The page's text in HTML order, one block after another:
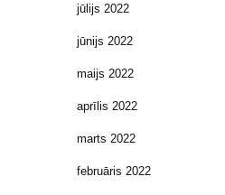
jūlijs 2022
jūnijs 2022
maijs 2022
aprīlis 2022
marts 2022
februāris 2022